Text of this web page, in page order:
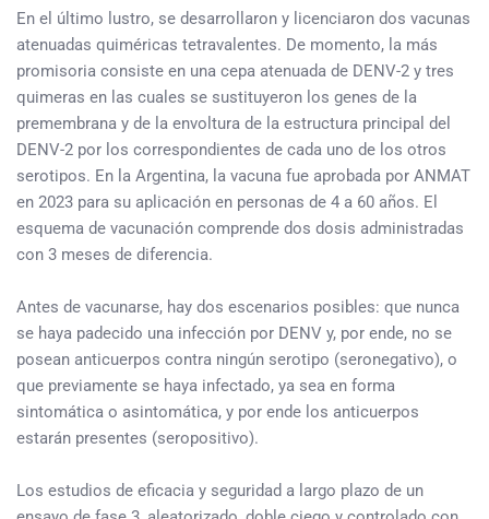
En el último lustro, se desarrollaron y licenciaron dos vacunas
atenuadas quiméricas tetravalentes. De momento, la más
promisoria consiste en una cepa atenuada de DENV-2 y tres
quimeras en las cuales se sustituyeron los genes de la
premembrana y de la envoltura de la estructura principal del
DENV-2 por los correspondientes de cada uno de los otros
serotipos. En la Argentina, la vacuna fue aprobada por ANMAT
en 2023 para su aplicación en personas de 4 a 60 años. El
esquema de vacunación comprende dos dosis administradas
con 3 meses de diferencia.
Antes de vacunarse, hay dos escenarios posibles: que nunca
se haya padecido una infección por DENV y, por ende, no se
posean anticuerpos contra ningún serotipo (seronegativo), o
que previamente se haya infectado, ya sea en forma
sintomática o asintomática, y por ende los anticuerpos
estarán presentes (seropositivo).
Los estudios de eficacia y seguridad a largo plazo de un